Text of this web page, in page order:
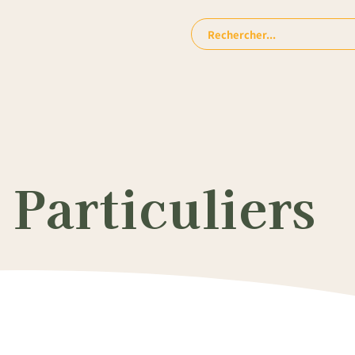
Rechercher:
Particuliers